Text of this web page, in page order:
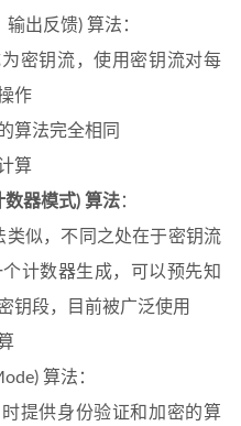
出反馈) 算法：
密钥流，使用密钥流对每
作
算法完全相同
算
器模式) 算法：
类似，不同之处在于密钥流
计数器生成，可以预先知
钥段，目前被广泛使用
算法：
提供身份验证和加密的算